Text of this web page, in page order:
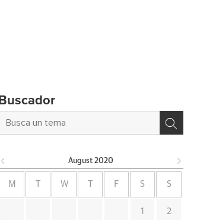
Buscador
August 2020
M W F S S
1 2